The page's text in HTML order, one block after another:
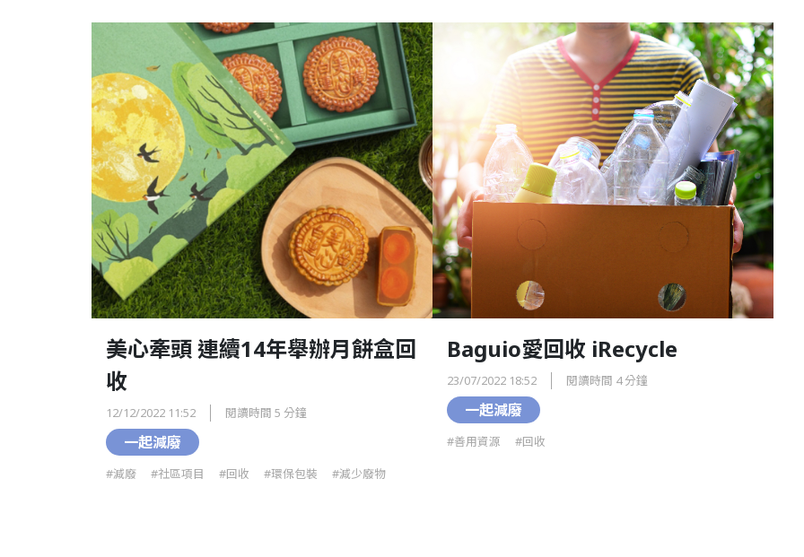
美心牽頭 連續14年舉辦月餅盒回
收
12/12/2022 11:52 閱讀時間 5 分鐘
一起減廢
#減廢 #社區項目 #回收 #環保包裝 #減少廢物
Baguio愛回收 iRecycle
23/07/2022 18:52 閱讀時間 4 分鐘
一起減廢
#善用資源 #回收